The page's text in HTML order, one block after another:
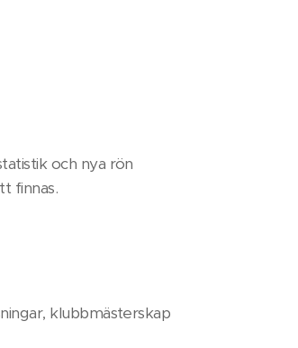
och nya rön
finnas.
klubbmästerskap